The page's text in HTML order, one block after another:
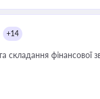
+14
складання фінансової